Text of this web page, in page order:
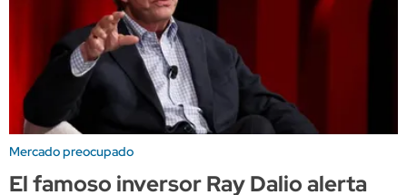
Mercado preocupado
El famoso inversor Ray Dalio alerta